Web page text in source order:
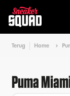
Terug Home
Puma